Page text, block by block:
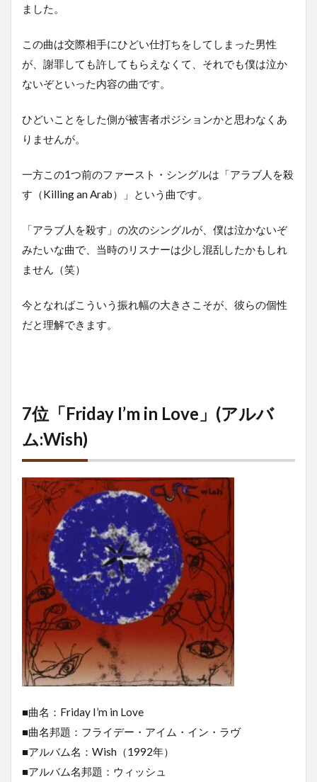
ました。
この曲は交際相手にひどい仕打ちをしてしまった男性
が、謝罪しても許してもらえなくて、それでも僕は泣か
ないぞといった内容の曲です。
ひどいことをした側が被害者ポジションかと思わなくあ
りませんが。
一方この1つ前のファースト・シングルは「アラブ人を殺
す（Killing an Arab）」という曲です。
「アラブ人を殺す」の次のシングルが、僕は泣かないぞ
みたいな曲で、当時のリスナーは少し混乱したかもしれ
ません（笑）
今となればこういう振れ幅の大きさこそが、彼らの個性
だと理解できます。
7位「Friday I’m in Love」(アルバ
ム:Wish)
■曲名：Friday I’m in Love
■曲名邦題：フライデー・アイム・イン・ラヴ
■アルバム名：Wish（1992年）
■アルバム名邦題：ウィッシュ